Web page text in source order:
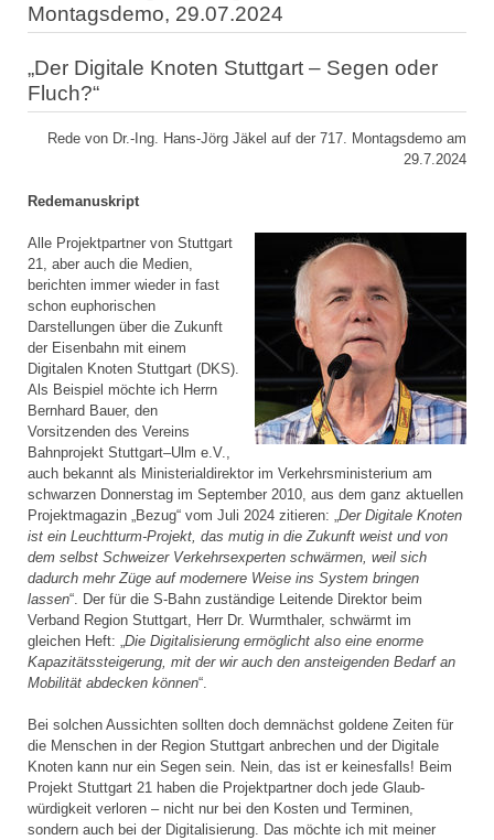
Montagsdemo, 29.07.2024
„Der Digitale Knoten Stuttgart – Segen oder
Fluch?“
Rede von Dr.-Ing. Hans-Jörg Jäkel auf der 717. Montagsdemo am
29.7.2024
Redemanuskript
Alle Projektpartner von Stuttgart
21, aber auch die Medien,
berichten immer wieder in fast
schon euphorischen
Darstellungen über die Zukunft
der Eisenbahn mit einem
Digitalen Knoten Stuttgart (DKS).
Als Beispiel möchte ich Herrn
Bernhard Bauer, den
Vorsitzenden des Vereins
Bahnprojekt Stuttgart–Ulm e.V.,
auch bekannt als Ministerial­direktor im Verkehrsministerium am
schwarzen Donnerstag im September 2010, aus dem ganz aktuellen
Projektmagazin „Bezug“ vom Juli 2024 zitieren: „Der Digitale Knoten
ist ein Leuchtturm-Projekt, das mutig in die Zukunft weist und von
dem selbst Schweizer Verkehrsexperten schwärmen, weil sich
dadurch mehr Züge auf modernere Weise ins System bringen
lassen“. Der für die S-Bahn zuständige Leitende Direktor beim
Verband Region Stuttgart, Herr Dr. Wurmthaler, schwärmt im
gleichen Heft: „Die Digitalisierung ermöglicht also eine enorme
Kapazitätssteigerung, mit der wir auch den ansteigenden Bedarf an
Mobilität abdecken können“.
Bei solchen Aussichten sollten doch demnächst goldene Zeiten für
die Menschen in der Region Stuttgart anbrechen und der Digitale
Knoten kann nur ein Segen sein. Nein, das ist er keinesfalls! Beim
Projekt Stuttgart 21 haben die Projektpartner doch jede Glaub­
würdigkeit verloren – nicht nur bei den Kosten und Terminen,
sondern auch bei der Digitalisierung. Das möchte ich mit meiner